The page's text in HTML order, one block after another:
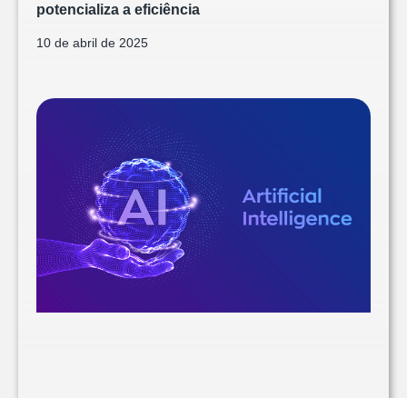
potencializa a eficiência
10 de abril de 2025